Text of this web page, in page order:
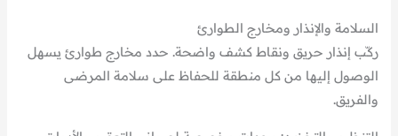
السلامة والإنذار ومخارج الطوارئ
ركّب إنذار حريق ونقاط كشف واضحة. حدد مخارج طوارئ يسهل
الوصول إليها من كل منطقة للحفاظ على سلامة المرضى
والفريق.